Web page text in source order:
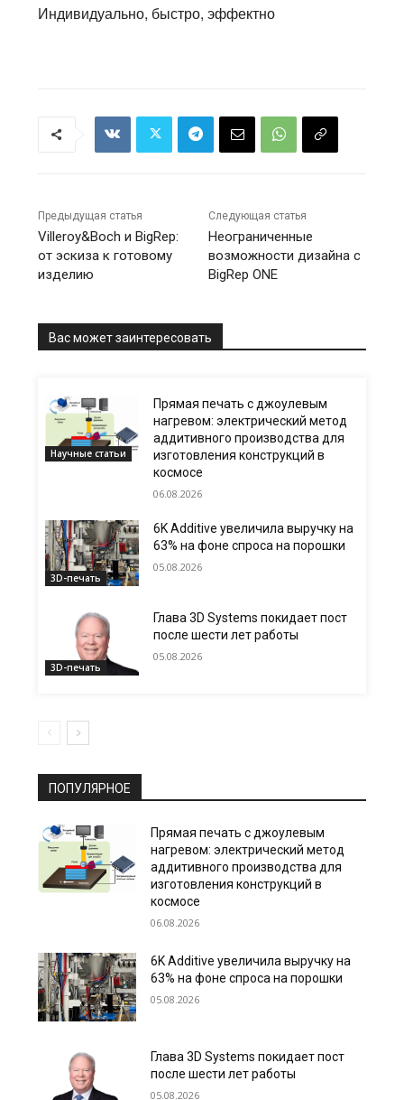
Индивидуально, быстро, эффектно
Предыдущая статья
Villeroy&Boch и BigRep:
от эскиза к готовому
изделию
Следующая статья
Неограниченные
возможности дизайна с
BigRep ONE
Вас может заинтересовать
Научные статьи
Прямая печать с джоулевым
нагревом: электрический метод
аддитивного производства для
изготовления конструкций в
космосе
06.08.2026
3D-печать
6K Additive увеличила выручку на
63% на фоне спроса на порошки
05.08.2026
3D-печать
Глава 3D Systems покидает пост
после шести лет работы
05.08.2026
ПОПУЛЯРНОЕ
Прямая печать с джоулевым
нагревом: электрический метод
аддитивного производства для
изготовления конструкций в
космосе
06.08.2026
6K Additive увеличила выручку на
63% на фоне спроса на порошки
05.08.2026
Глава 3D Systems покидает пост
после шести лет работы
05.08.2026